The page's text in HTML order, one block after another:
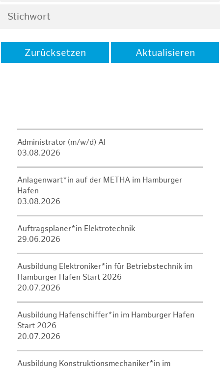
Zurücksetzen Aktualisieren
Administrator (m/w/d) AI
03.08.2026
Anlagenwart*in auf der METHA im Hamburger
Hafen
03.08.2026
Auftragsplaner*in Elektrotechnik
29.06.2026
Ausbildung Elektroniker*in für Betriebstechnik im
Hamburger Hafen Start 2026
20.07.2026
Ausbildung Hafenschiffer*in im Hamburger Hafen
Start 2026
20.07.2026
Ausbildung Konstruktionsmechaniker*in im